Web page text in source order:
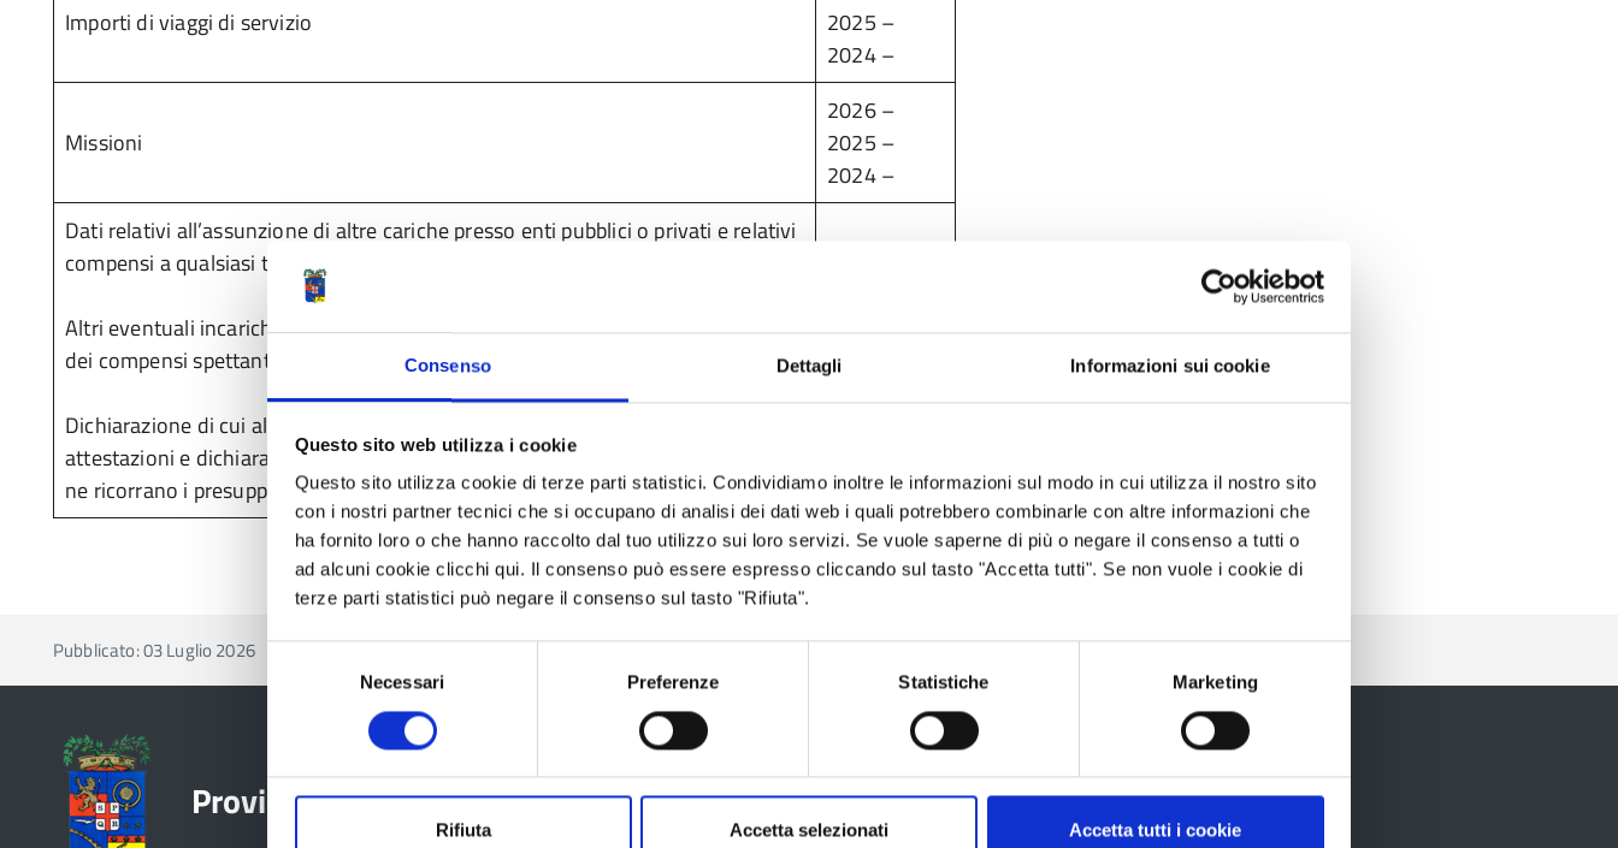
Consenso Dettagli Informazioni sui cookie
Questo sito web utilizza i cookie
Questo sito utilizza cookie di terze parti statistici. Condividiamo inoltre le informazioni sul modo in cui utilizza il nostro sito
con i nostri partner tecnici che si occupano di analisi dei dati web i quali potrebbero combinarle con altre informazioni che
ha fornito loro o che hanno raccolto dal tuo utilizzo sui loro servizi. Se vuole saperne di più o negare il consenso a tutti o
ad alcuni cookie clicchi qui. Il consenso può essere espresso cliccando sul tasto "Accetta tutti". Se non vuole i cookie di
terze parti statistici può negare il consenso sul tasto "Rifiuta".
del
Necessari Preferenze Statistiche Marketing
Rifiuta Accetta selezionati Accetta tutti i cookie
Importi di viaggi di servizio
2025 –
2024 –
Missioni
2026 –
2025 –
2024 –
Dati relativi all’assunzione di altre cariche presso enti pubblici o privati e relativi
compensi a qualsiasi titolo corrisposti
Altri eventuali incarichi con oneri a carico della finanza pubblica e indicazione
dei compensi spettanti
Dichiarazione di cui all’art. 2 della legge 5 luglio 1982 n. 441, nonché le
attestazioni e dichiarazioni di cui agli articoli 3 e 4 della medesima legge (ove
ne ricorrano i presupposti)
Comune di
Bagnolo in
Pubblicato: 03 Luglio 2026 — Ultima modifica: 13 Luglio 2026
Provincia di Reggio Emilia